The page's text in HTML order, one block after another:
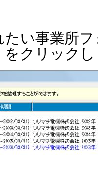
たい事業所
をクリック